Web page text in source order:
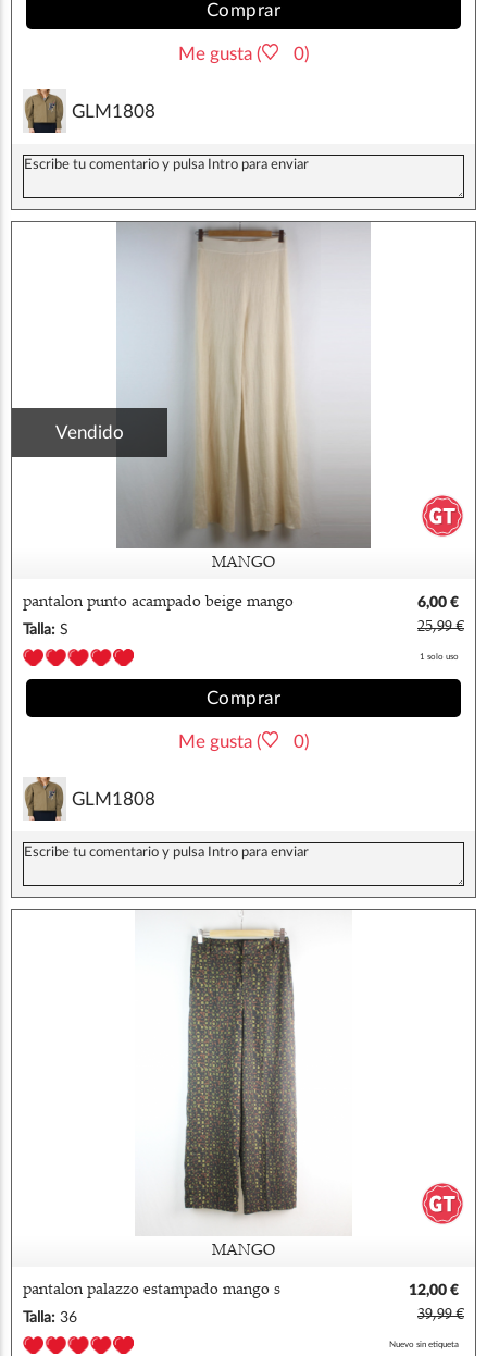
Comprar
Me gusta ( 0)
GLM1808
Vendido
MANGO
pantalon punto acampado beige mango
6,00 €
Talla: S 25,99 €
1 solo uso
Comprar
Me gusta ( 0)
GLM1808
MANGO
pantalon palazzo estampado mango s
12,00 €
Talla: 36 39,99 €
Nuevo sin etiqueta